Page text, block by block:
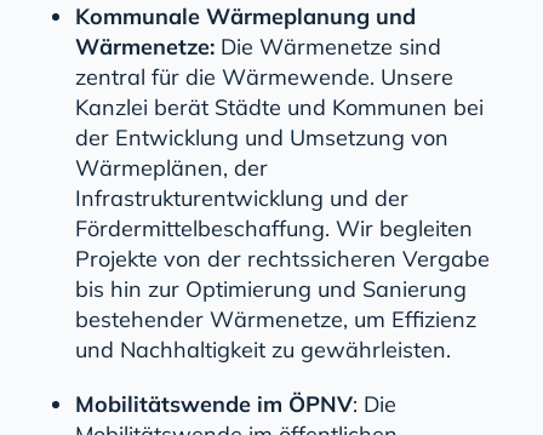
Kommunale Wärmeplanung und
Wärmenetze: Die Wärmenetze sind
zentral für die Wärmewende. Unsere
Kanzlei berät Städte und Kommunen bei
der Entwicklung und Umsetzung von
Wärmeplänen, der
Infrastrukturentwicklung und der
Fördermittelbeschaffung. Wir begleiten
Projekte von der rechtssicheren Vergabe
bis hin zur Optimierung und Sanierung
bestehender Wärmenetze, um Effizienz
und Nachhaltigkeit zu gewährleisten.
Mobilitätswende im ÖPNV: Die